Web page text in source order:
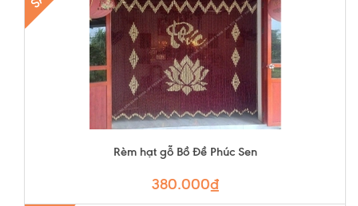
Rèm hạt gỗ Bồ Đề Phúc Sen
380.000₫